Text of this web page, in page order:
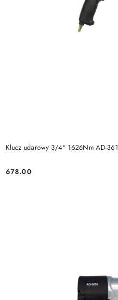
Klucz udarowy 3/4" 1626Nm AD-361
Cena:
678.00